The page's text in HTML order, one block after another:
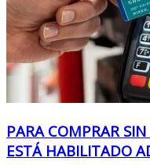
PARA COMPRAR
ESTÁ HABILITADO